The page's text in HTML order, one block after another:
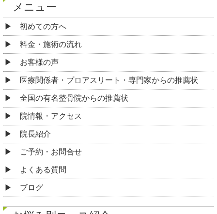
メニュー
初めての方へ
料金・施術の流れ
お客様の声
医療関係者・プロアスリート・専門家からの推薦状
全国の有名整骨院からの推薦状
院情報・アクセス
院長紹介
ご予約・お問合せ
よくある質問
ブログ